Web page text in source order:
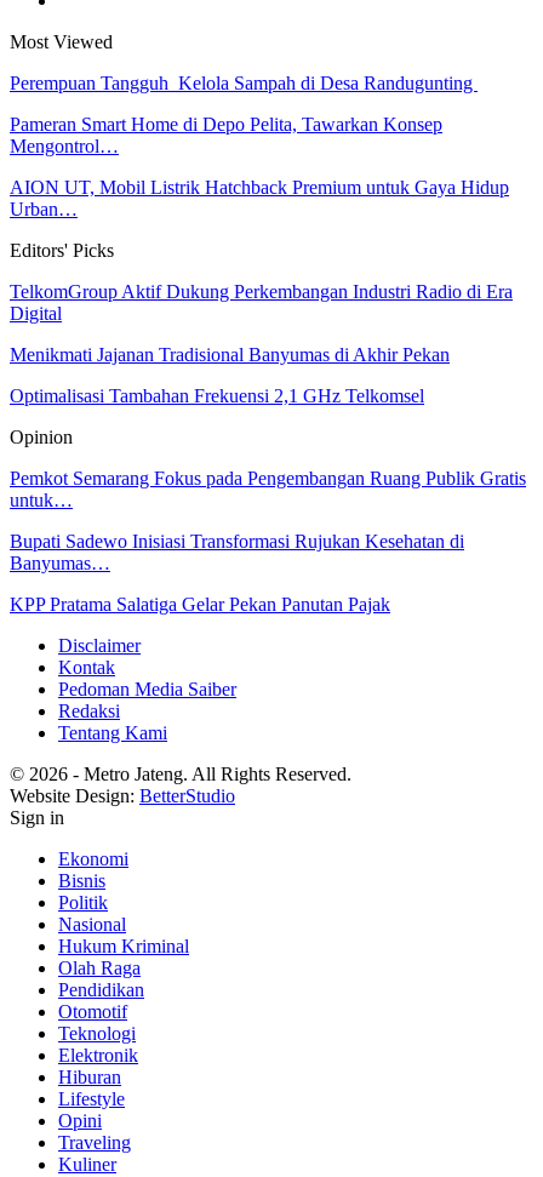
Most Viewed
Perempuan Tangguh Kelola Sampah di Desa Randugunting
Pameran Smart Home di Depo Pelita, Tawarkan Konsep
Mengontrol…
AION UT, Mobil Listrik Hatchback Premium untuk Gaya Hidup
Urban…
Editors' Picks
TelkomGroup Aktif Dukung Perkembangan Industri Radio di Era
Digital
Menikmati Jajanan Tradisional Banyumas di Akhir Pekan
Optimalisasi Tambahan Frekuensi 2,1 GHz Telkomsel
Opinion
Pemkot Semarang Fokus pada Pengembangan Ruang Publik Gratis
untuk…
Bupati Sadewo Inisiasi Transformasi Rujukan Kesehatan di
Banyumas…
KPP Pratama Salatiga Gelar Pekan Panutan Pajak
Disclaimer
Kontak
Pedoman Media Saiber
Redaksi
Tentang Kami
© 2026 - Metro Jateng. All Rights Reserved.
Website Design: BetterStudio
Sign in
Ekonomi
Bisnis
Politik
Nasional
Hukum Kriminal
Olah Raga
Pendidikan
Otomotif
Teknologi
Elektronik
Hiburan
Lifestyle
Opini
Traveling
Kuliner